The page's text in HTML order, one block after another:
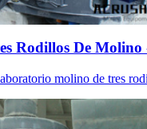
Rodillos De Molino
molino de tres